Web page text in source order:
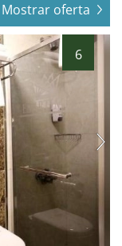
Mostrar oferta
6